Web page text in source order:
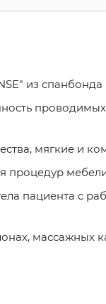
из спанбонда
мягкие и
процедур
пациента с
массажных